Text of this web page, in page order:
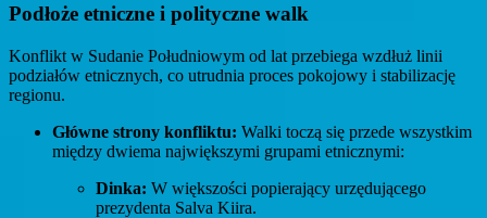
Podłoże etniczne i polityczne walk
Konflikt w Sudanie Południowym od lat przebiega wzdłuż linii
podziałów etnicznych, co utrudnia proces pokojowy i stabilizację
regionu.
Główne strony konfliktu: Walki toczą się przede wszystkim
między dwiema największymi grupami etnicznymi:
Dinka: W większości popierający urzędującego
prezydenta Salva Kiira.